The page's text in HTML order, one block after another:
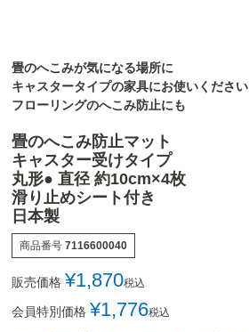
畳のへこみが気になる場所に
キャスタータイプの家具にお使いください
フローリングのへこみ防止にも
畳のへこみ防止マット
キャスター受けタイプ
丸形● 直径 約10cm×4枚
滑り止めシート付き
日本製
商品番号 7116600040
販売価格 ¥1,870税込
会員特別価格 ¥1,776税込